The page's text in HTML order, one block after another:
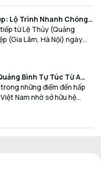
Lộ Trình Nhanh Chóng,
từ Lệ Thủy (Quảng
(Gia Lâm, Hà Nội) ngày
với các hành khách có
doanh và mua sắm.
Bình Tự Túc Từ A
những điểm đến hấp
Nam nhờ sở hữu hệ
bãi biển hoang sơ và